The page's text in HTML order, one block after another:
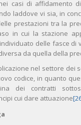
casi di affidamento
laddove vi sia, in
prestazioni tra la
in cui la stazione
delle fasce di
da quella della
nel settore dei
codice, in quanto
dei contratti
cui dare attuazione